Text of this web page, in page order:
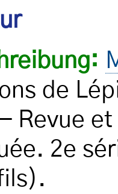
de
Revue
2e